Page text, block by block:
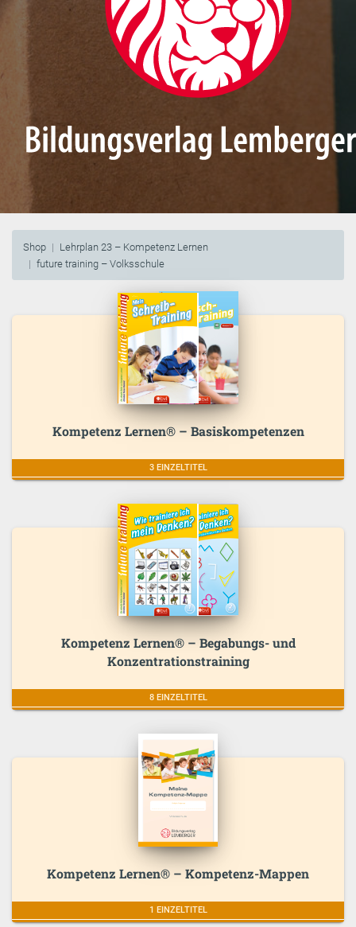
Shop
Lehrplan 23 – Kompetenz Lernen
future training – Volksschule
Kompetenz Lernen® – Basiskompetenzen
3 EINZELTITEL
Kompetenz Lernen® – Begabungs- und
Konzentrationstraining
8 EINZELTITEL
Kompetenz Lernen® – Kompetenz-Mappen
1 EINZELTITEL